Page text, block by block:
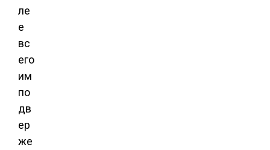
ле
е
вс
его
им
по
дв
ер
же